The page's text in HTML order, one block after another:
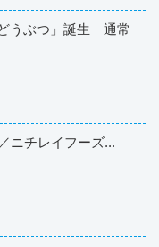
うぶつ」誕生 通常
ニチレイフーズ...